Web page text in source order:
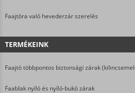
Faajtóra való hevederzár szerelés
TERMÉKEINK
Faajtó többpontos biztonsági zárak
Faablak nyíló és nyíló-bukó zárak